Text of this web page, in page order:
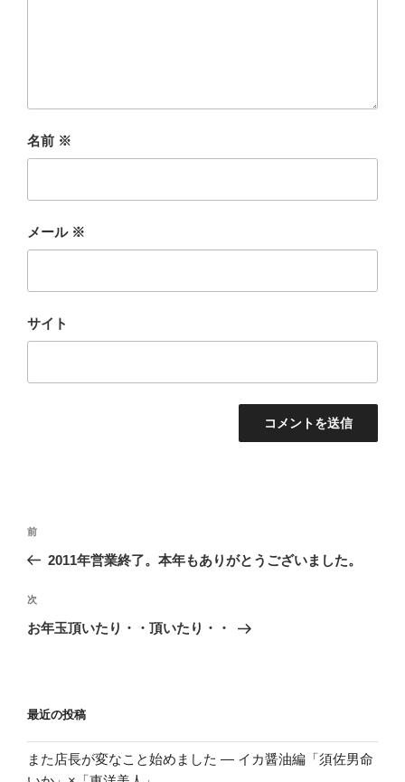
名前 ※
メール ※
サイト
投
ビ
ゲ
ン
前
の
稿
前
2011年営業終了。本年もありがとうございました。
次
の
次
お年玉頂いたり・・頂いたり・・
最近の投稿
また店長が変なこと始めました ― イカ醤油編「須佐男命